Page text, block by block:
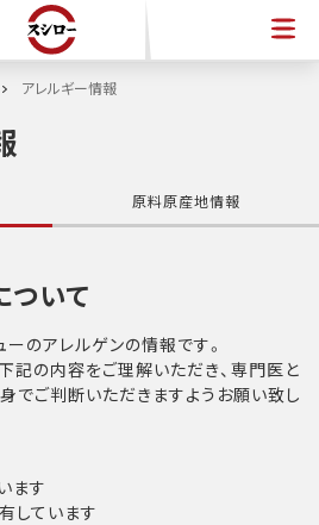
アレルギー情報
原料原産地情報
ついて
のアレルゲンの情報です。
記の内容をご理解いただき、専門医と
でご判断いただきますようお願い致し
ます
しています